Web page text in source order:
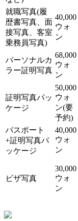
就職写真(履
歴書写真、面
接写真、客室
乗務員写真)
40,000
ウォ
ン
パーソナルカ
ラー証明写真
68,000
ウォ
ン
証明写真パッ
ケージ
50,000
ウォ
ン(要
予約)
パスポート
+証明写真パ
ッケージ
40,000
ウォ
ン
ビザ写真
30,000
ウォ
ン